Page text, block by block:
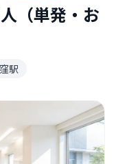
（単発・お
駅